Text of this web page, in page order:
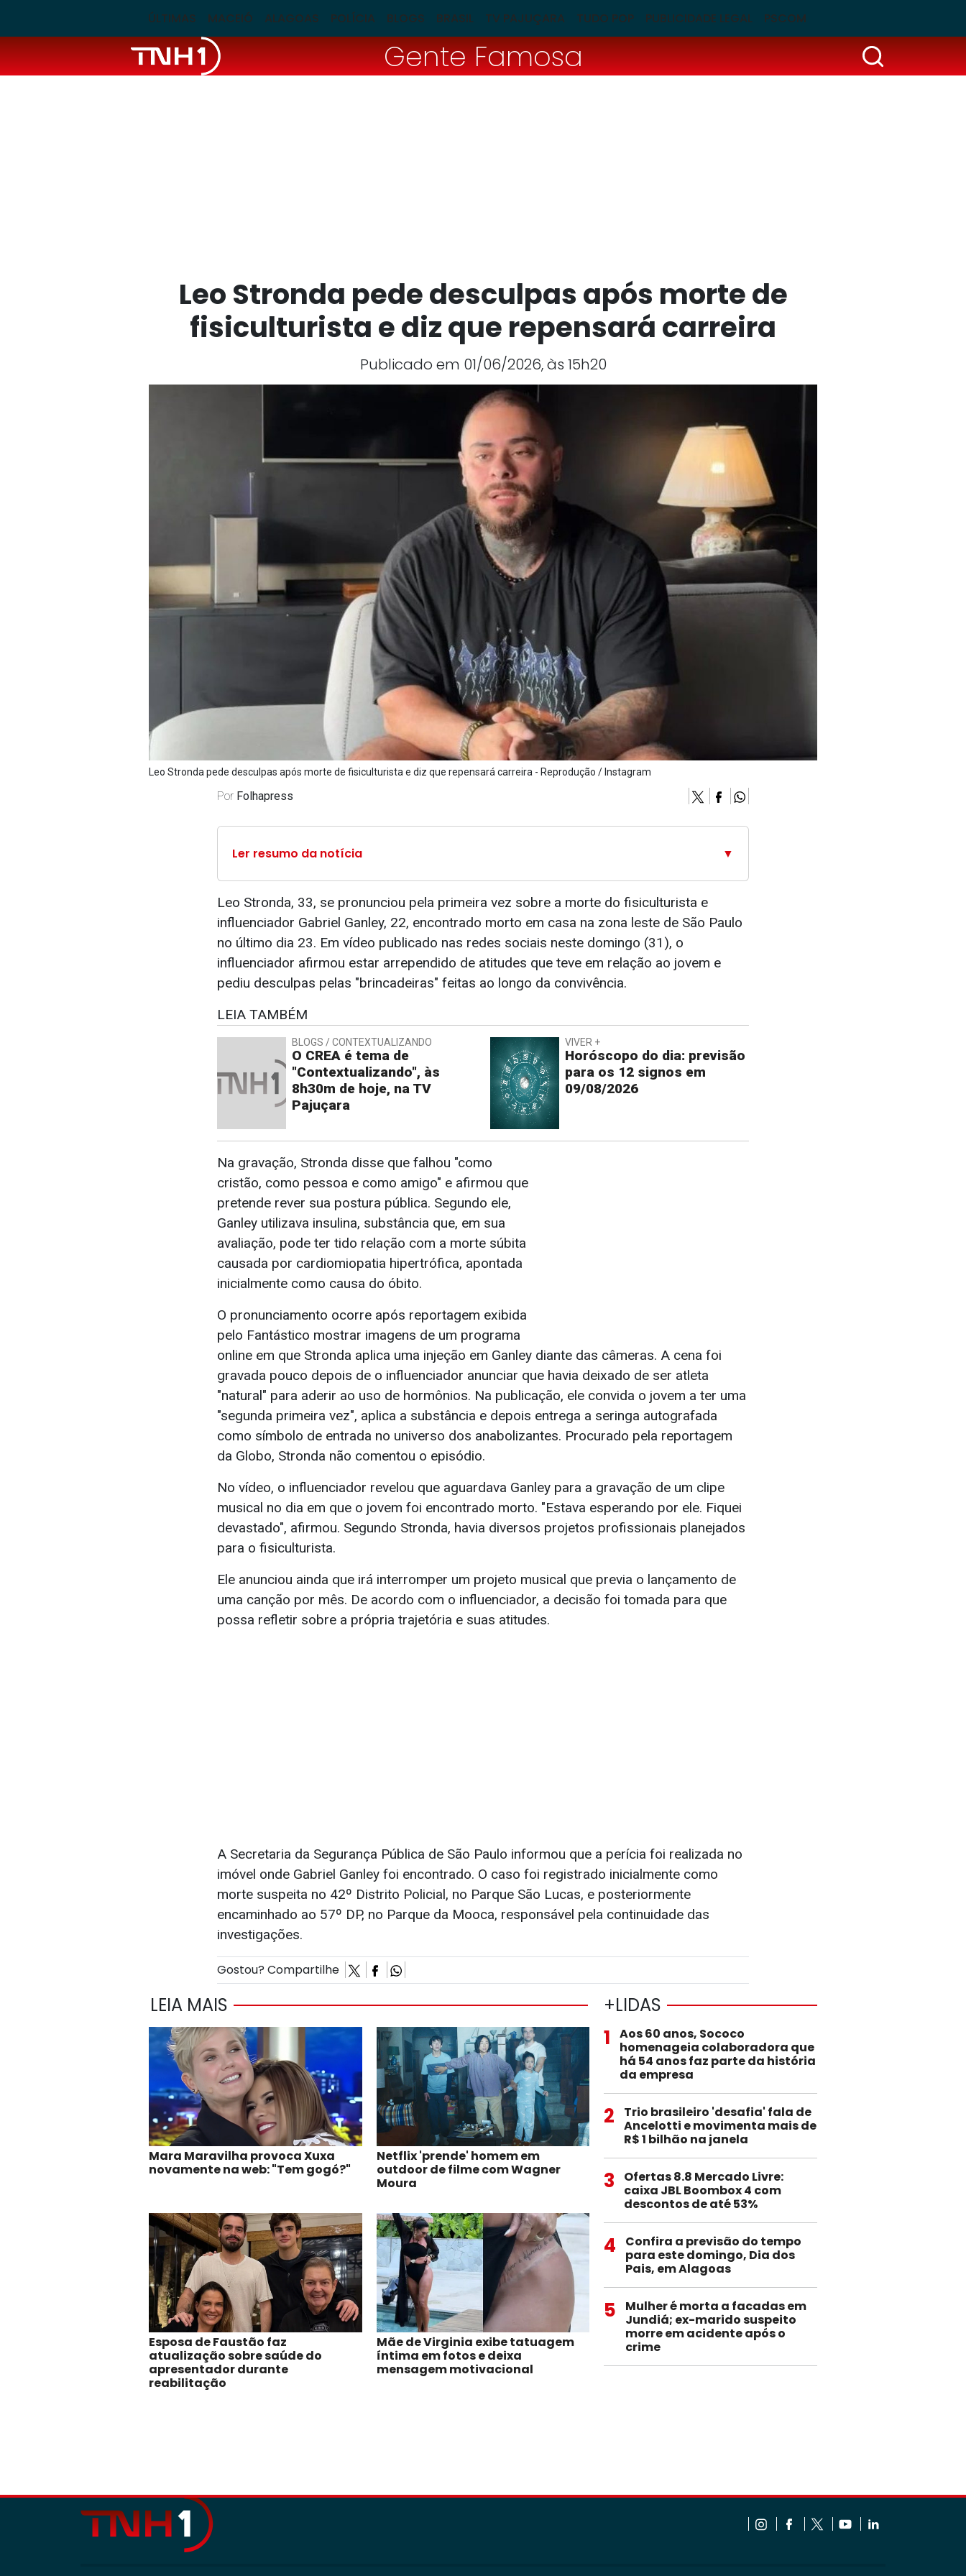
ÚLTIMAS MACEIÓ ALAGOAS POLÍCIA BLOGS BRASIL TV PAJUÇARA TUDO POP PUBLICIDADE LEGAL PSCOM
Gente Famosa
Leo Stronda pede desculpas após morte de
fisiculturista e diz que repensará carreira
Publicado em 01/06/2026, às 15h20
Leo Stronda pede desculpas após morte de fisiculturista e diz que repensará carreira - Reprodução / Instagram
Por Folhapress
Ler resumo da notícia ▼
Leo Stronda, 33, se pronunciou pela primeira vez sobre a morte do fisiculturista e
influenciador Gabriel Ganley, 22, encontrado morto em casa na zona leste de São Paulo
no último dia 23. Em vídeo publicado nas redes sociais neste domingo (31), o
influenciador afirmou estar arrependido de atitudes que teve em relação ao jovem e
pediu desculpas pelas "brincadeiras" feitas ao longo da convivência.
LEIA TAMBÉM
BLOGS / CONTEXTUALIZANDO
O CREA é tema de
"Contextualizando", às
8h30m de hoje, na TV
Pajuçara
VIVER +
Horóscopo do dia: previsão
para os 12 signos em
09/08/2026
Na gravação, Stronda disse que falhou "como
cristão, como pessoa e como amigo" e afirmou que
pretende rever sua postura pública. Segundo ele,
Ganley utilizava insulina, substância que, em sua
avaliação, pode ter tido relação com a morte súbita
causada por cardiomiopatia hipertrófica, apontada
inicialmente como causa do óbito.
O pronunciamento ocorre após reportagem exibida
pelo Fantástico mostrar imagens de um programa
online em que Stronda aplica uma injeção em Ganley diante das câmeras. A cena foi
gravada pouco depois de o influenciador anunciar que havia deixado de ser atleta
"natural" para aderir ao uso de hormônios. Na publicação, ele convida o jovem a ter uma
"segunda primeira vez", aplica a substância e depois entrega a seringa autografada
como símbolo de entrada no universo dos anabolizantes. Procurado pela reportagem
da Globo, Stronda não comentou o episódio.
No vídeo, o influenciador revelou que aguardava Ganley para a gravação de um clipe
musical no dia em que o jovem foi encontrado morto. "Estava esperando por ele. Fiquei
devastado", afirmou. Segundo Stronda, havia diversos projetos profissionais planejados
para o fisiculturista.
Ele anunciou ainda que irá interromper um projeto musical que previa o lançamento de
uma canção por mês. De acordo com o influenciador, a decisão foi tomada para que
possa refletir sobre a própria trajetória e suas atitudes.
A Secretaria da Segurança Pública de São Paulo informou que a perícia foi realizada no
imóvel onde Gabriel Ganley foi encontrado. O caso foi registrado inicialmente como
morte suspeita no 42º Distrito Policial, no Parque São Lucas, e posteriormente
encaminhado ao 57º DP, no Parque da Mooca, responsável pela continuidade das
investigações.
Gostou? Compartilhe
LEIA MAIS
Mara Maravilha provoca Xuxa
novamente na web: "Tem gogó?"
Netflix 'prende' homem em
outdoor de filme com Wagner
Moura
Esposa de Faustão faz
atualização sobre saúde do
apresentador durante
reabilitação
Mãe de Virginia exibe tatuagem
íntima em fotos e deixa
mensagem motivacional
+LIDAS
1
Aos 60 anos, Sococo
homenageia colaboradora que
há 54 anos faz parte da história
da empresa
2
Trio brasileiro 'desafia' fala de
Ancelotti e movimenta mais de
R$ 1 bilhão na janela
3
Ofertas 8.8 Mercado Livre:
caixa JBL Boombox 4 com
descontos de até 53%
4
Confira a previsão do tempo
para este domingo, Dia dos
Pais, em Alagoas
5
Mulher é morta a facadas em
Jundiá; ex-marido suspeito
morre em acidente após o
crime